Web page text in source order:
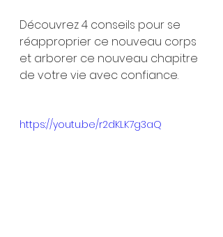
Découvrez 4 conseils pour se
réapproprier ce nouveau corps
et arborer ce nouveau chapitre
de votre vie avec confiance.
https://youtu.be/r2dKLK7g3aQ